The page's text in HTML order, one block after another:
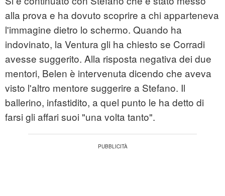
alla prova e ha dovuto scoprire a chi apparteneva
l'immagine dietro lo schermo. Quando ha
indovinato, la Ventura gli ha chiesto se Corradi
avesse suggerito. Alla risposta negativa dei due
mentori, Belen è intervenuta dicendo che aveva
visto l'altro mentore suggerire a Stefano. Il
ballerino, infastidito, a quel punto le ha detto di
farsi gli affari suoi "una volta tanto".